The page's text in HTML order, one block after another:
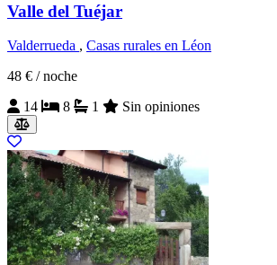
Valle del Tuéjar
Valderrueda , Casas rurales en Léon
48 € / noche
14
8 1 Sin opiniones